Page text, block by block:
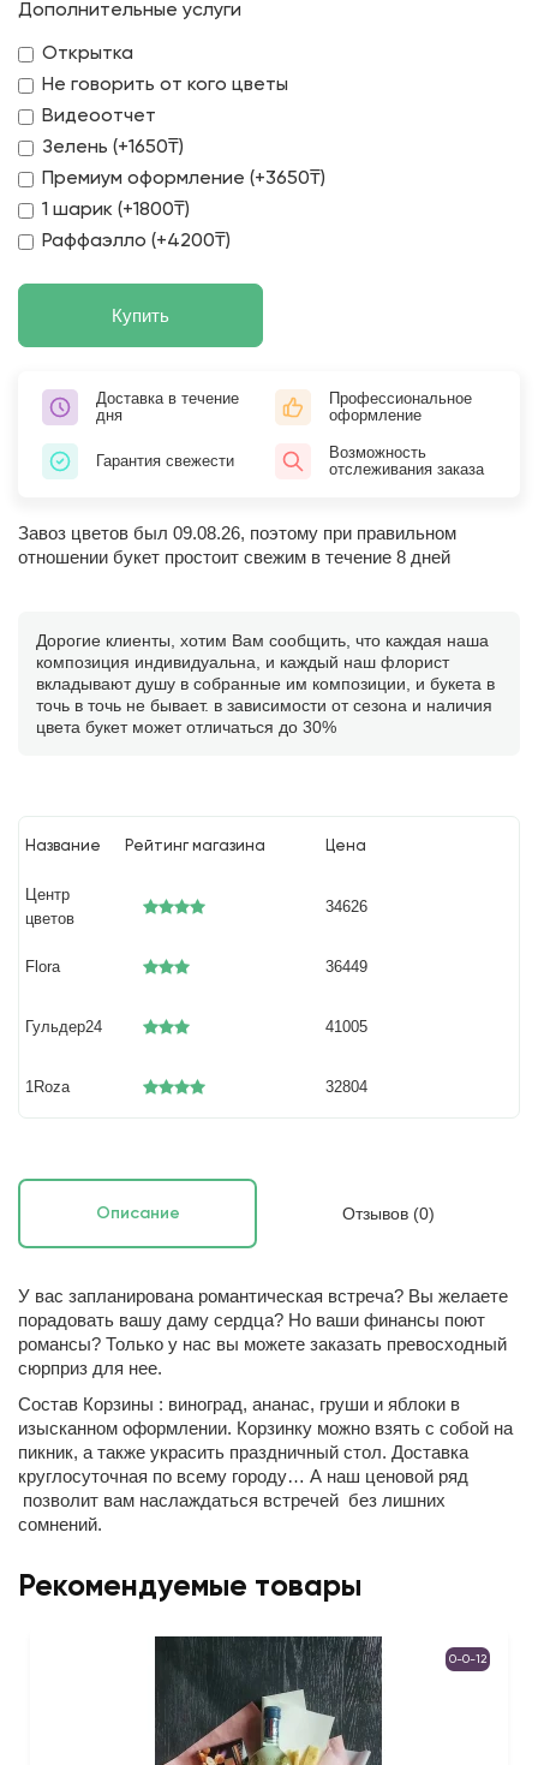
Дополнительные услуги
Открытка
Не говорить от кого цветы
Видеоотчет
Зелень (+1650₸)
Премиум оформление (+3650₸)
1 шарик (+1800₸)
Раффаэлло (+4200₸)
Купить
Доставка в течение
дня
Профессиональное
оформление
Гарантия свежести
Возможность
отслеживания заказа
Завоз цветов был 09.08.26, поэтому при правильном
отношении букет простоит свежим в течение 8 дней
Дорогие клиенты, хотим Вам сообщить, что каждая наша
композиция индивидуальна, и каждый наш флорист
вкладывают душу в собранные им композиции, и букета в
точь в точь не бывает. в зависимости от сезона и наличия
цвета букет может отличаться до 30%
Название Рейтинг магазина Цена
Центр
цветов
34626
Flora 36449
Гульдер24 41005
1Roza 32804
Описание Отзывов (0)
У вас запланирована романтическая встреча? Вы желаете
порадовать вашу даму сердца? Но ваши финансы поют
романсы? Только у нас вы можете заказать превосходный
сюрприз для нее.
Состав Корзины : виноград, ананас, груши и яблоки в
изысканном оформлении. Корзинку можно взять с собой на
пикник, а также украсить праздничный стол. Доставка
круглосуточная по всему городу… А наш ценовой ряд
позволит вам наслаждаться встречей без лишних
сомнений.
Рекомендуемые товары
0-0-12